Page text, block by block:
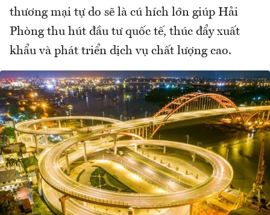
thương mại tự do sẽ là cú hích lớn giúp Hải
Phòng thu hút đầu tư quốc tế, thúc đẩy xuất
khẩu và phát triển dịch vụ chất lượng cao.